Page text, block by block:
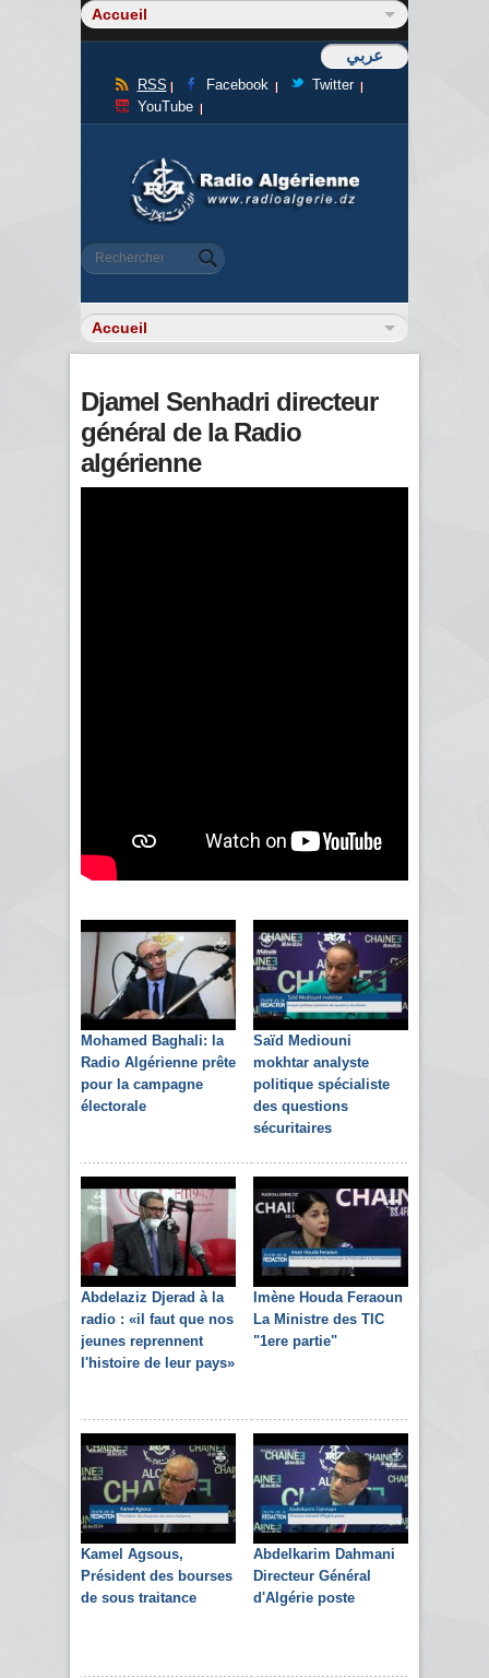
عربي
RSS Facebook
Twitter
YouTube
Formulaire de recherche
Rechercher
Djamel Senhadri directeur
général de la Radio
algérienne
Mohamed Baghali: la
Radio Algérienne prête
pour la campagne
électorale
Saïd Mediouni
mokhtar analyste
politique spécialiste
des questions
sécuritaires
Abdelaziz Djerad à la
radio : «il faut que nos
jeunes reprennent
l'histoire de leur pays»
Imène Houda Feraoun
La Ministre des TIC
"1ere partie"
Kamel Agsous,
Président des bourses
de sous traitance
Abdelkarim Dahmani
Directeur Général
d'Algérie poste